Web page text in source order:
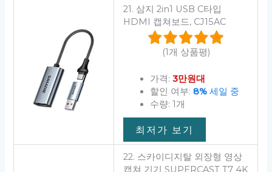
21. 삼지 2in1 USB C타입
HDMI 캡쳐보드, CJ15AC
(1개 상품평)
가격: 3만원대
할인 여부: 8%세일 중
수량: 1개
최저가 보기
22. 스카이디지탈 외장형 영상